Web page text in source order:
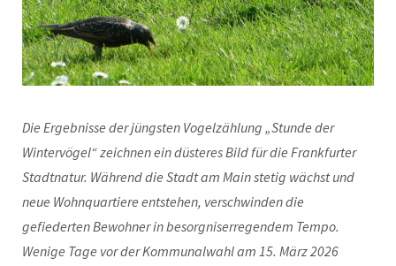
Die Ergebnisse der jüngsten Vogelzählung „Stunde der
Wintervögel“ zeichnen ein düsteres Bild für die Frankfurter
Stadtnatur. Während die Stadt am Main stetig wächst und
neue Wohnquartiere entstehen, verschwinden die
gefiederten Bewohner in besorgniserregendem Tempo.
Wenige Tage vor der Kommunalwahl am 15. März 2026